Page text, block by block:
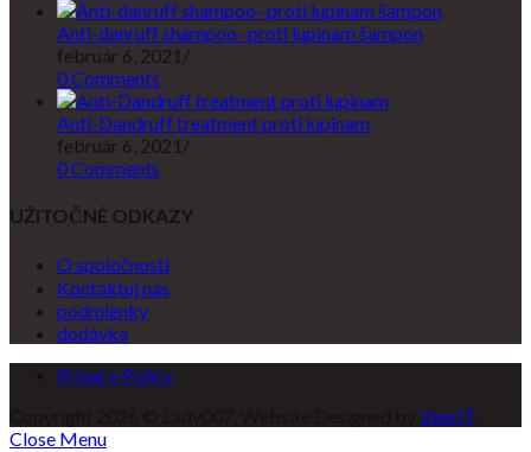
Anti-danruff shampoo- proti lupinam šampon
február 6, 2021 /
0 Comments
Anti-Dandruff treatment proti lupinam
február 6, 2021 /
0 Comments
UŽITOČNÉ ODKAZY
O spoločnosti
Kontaktuj nás
podmienky
dodávka
Privacy Policy
VeerIT
Close Menu